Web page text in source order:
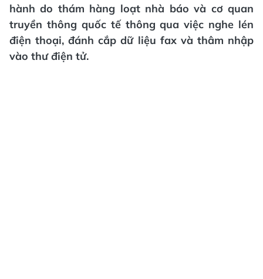
hành do thám hàng loạt nhà báo và cơ quan
truyền thông quốc tế thông qua việc nghe lén
điện thoại, đánh cắp dữ liệu fax và thâm nhập
vào thư điện tử.